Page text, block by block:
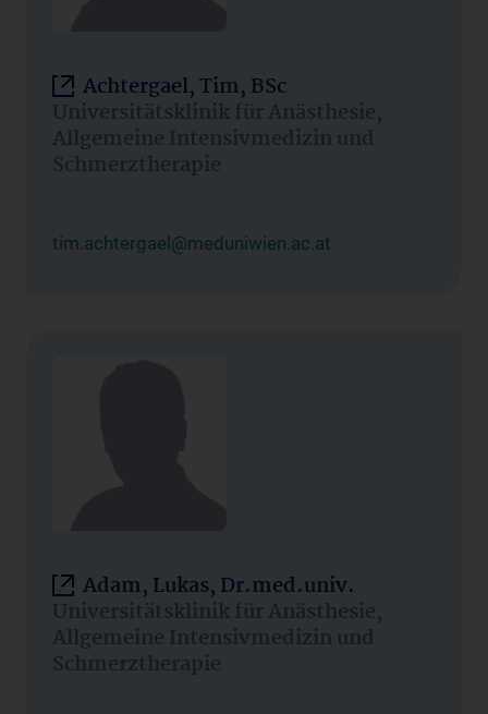
Achtergael, Tim, BSc
Universitätsklinik für Anästhesie,
Allgemeine Intensivmedizin und
Schmerztherapie
tim.achtergael@meduniwien.ac.at
Adam, Lukas, Dr.med.univ.
Universitätsklinik für Anästhesie,
Allgemeine Intensivmedizin und
Schmerztherapie